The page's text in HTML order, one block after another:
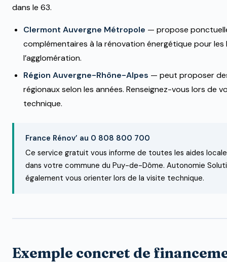
dans le 63.
Clermont Auvergne Métropole — propose
complémentaires à la rénovation énergétique pour
l’agglomération.
Région Auvergne-Rhône-Alpes — peut proposer
régionaux selon les années. Renseignez-vous lors de
technique.
France Rénov’ au 0 808 800 700
Ce service gratuit vous informe de toutes les aides
dans votre commune du Puy-de-Dôme. Autonomie
également vous orienter lors de la visite technique.
Exemple concret de